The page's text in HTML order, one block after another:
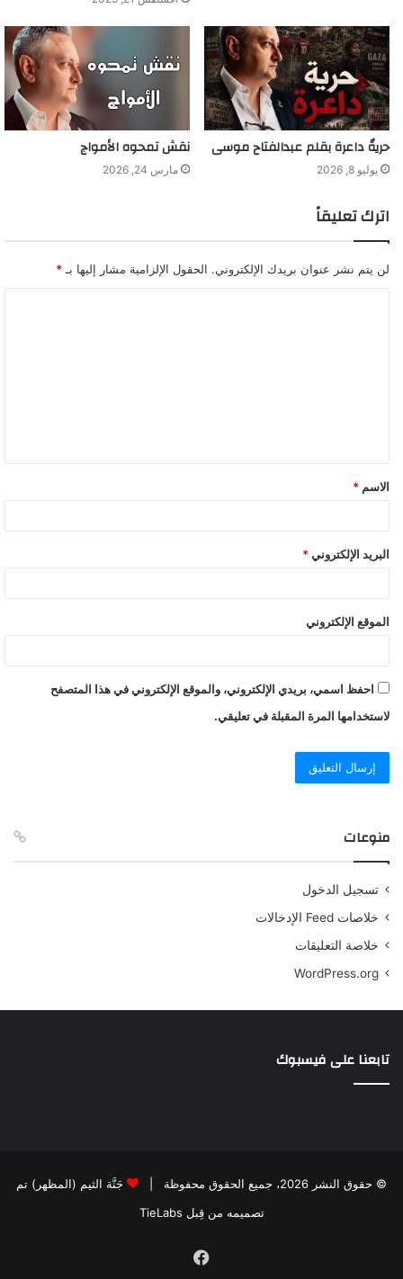
حريةٌ داعرة بقلم عبدالفتاح موسى
يوليو 8, 2026
نقش تمحوه الأمواج
مارس 24, 2026
اترك تعليقاً
لن يتم نشر عنوان بريدك الإلكتروني. الحقول الإلزامية مشار إليها بـ *
ق
*
الاسم *
البريد الإلكتروني *
الموقع الإلكتروني
احفظ اسمي، بريدي الإلكتروني، والموقع الإلكتروني في هذا المتصفح
لاستخدامها المرة المقبلة في تعليقي.
منوعات
تسجيل الدخول
خلاصات Feed الإدخالات
خلاصة التعليقات
WordPress.org
تابعنا على فيسبوك
© حقوق النشر 2026، جميع الحقوق محفوظة |
جَنَّة الثيم (المظهر) تم
تصميمه من قِبل TieLabs
فيسبوك